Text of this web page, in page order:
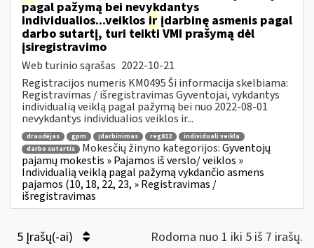
pagal pažymą bei nevykdantys
individualios...veiklos ir įdarbinę asmenis pagal
darbo sutartį, turi teikti VMI prašymą dėl
įsiregistravimo
Web turinio sąrašas 2022-10-21
Registracijos numeris KM0495 Ši informacija skelbiama:
Registravimas / išregistravimas Gyventojai, vykdantys
individualią veiklą pagal pažymą bei nuo 2022-08-01
nevykdantys individualios veiklos ir...
draudėjas gpm įdarbinimas reg812
individuali veikla
darbo sutartis
Mokesčių žinyno kategorijos:Gyventojų
pajamų mokestis » Pajamos iš verslo/ veiklos »
Individualią veiklą pagal pažymą vykdančio asmens
pajamos (10, 18, 22, 23, » Registravimas /
išregistravimas
5 Įrašų(-ai) Rodoma nuo 1 iki 5 iš 7 irašų.